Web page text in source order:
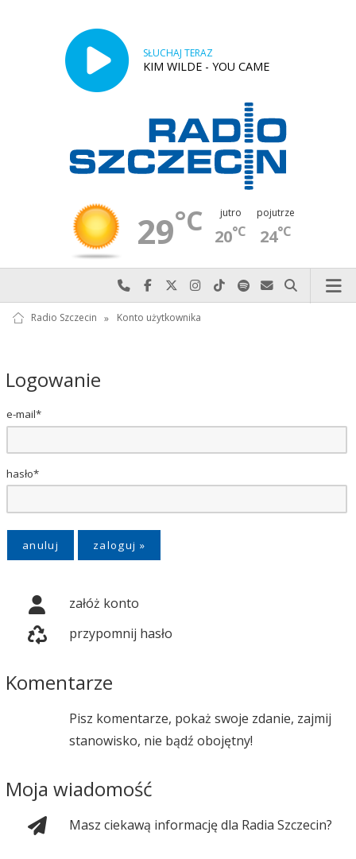
SŁUCHAJ TERAZ
KIM WILDE - YOU CAME
29°C jutro
20°C
pojutrze
24°C
Najlepiej po prostu do nas zadzwoń
Odwiedź nas na Facebook-u
Odwiedź nas na X
Odwiedź nas na Instagram-ie
Odwiedź nas na TikTok-u
Szukaj nas na Spotify
Wyślij do nas
Szukaj
Radio Szczecin » Konto użytkownika
Logowanie
e-mail*
hasło*
anuluj
załóż konto
przypomnij hasło
Komentarze
Pisz komentarze, pokaż swoje zdanie, zajmij
stanowisko, nie bądź obojętny!
Moja wiadomość
Masz ciekawą informację dla Radia Szczecin?